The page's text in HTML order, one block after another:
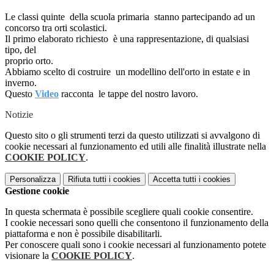
Le classi quinte della scuola primaria stanno partecipando ad un
concorso tra orti scolastici.
Il primo elaborato richiesto è una rappresentazione, di qualsiasi
tipo, del
proprio orto.
Abbiamo scelto di costruire un modellino dell'orto in estate e in
inverno.
Questo Video racconta le tappe del nostro lavoro.
Notizie
Questo sito o gli strumenti terzi da questo utilizzati si avvalgono di
cookie necessari al funzionamento ed utili alle finalità illustrate nella
COOKIE POLICY.
Personalizza Rifiuta tutti i cookies Accetta tutti i cookies
Gestione cookie
In questa schermata è possibile scegliere quali cookie consentire.
I cookie necessari sono quelli che consentono il funzionamento della
piattaforma e non è possibile disabilitarli.
Per conoscere quali sono i cookie necessari al funzionamento potete
visionare la COOKIE POLICY.